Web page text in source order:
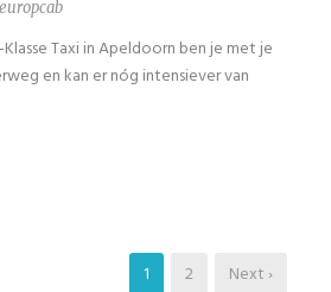
europcab
Taxi in Apeldoorn ben je met je
en kan er nóg intensiever van
1 2 Next ›